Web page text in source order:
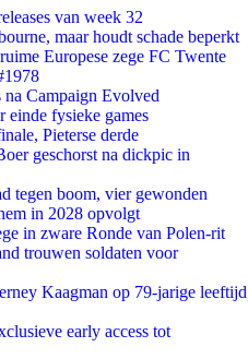
van week 32
maar houdt schade beperkt
Europese zege FC Twente
Campaign Evolved
einde fysieke games
Pieterse derde
geschorst na dickpic in
tegen boom, vier gewonden
in 2028 opvolgt
in zware Ronde van Polen-rit
trouwen soldaten voor
Kaagman op 79-jarige leeftijd
early access tot